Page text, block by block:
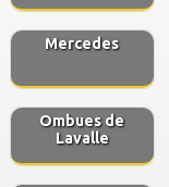
Mercedes
Ombues de
Lavalle